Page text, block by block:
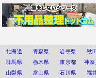
北海道 青森県 岩手県 秋
群馬県
栃木県 東京都 神
山梨県
富山県 石川県 福